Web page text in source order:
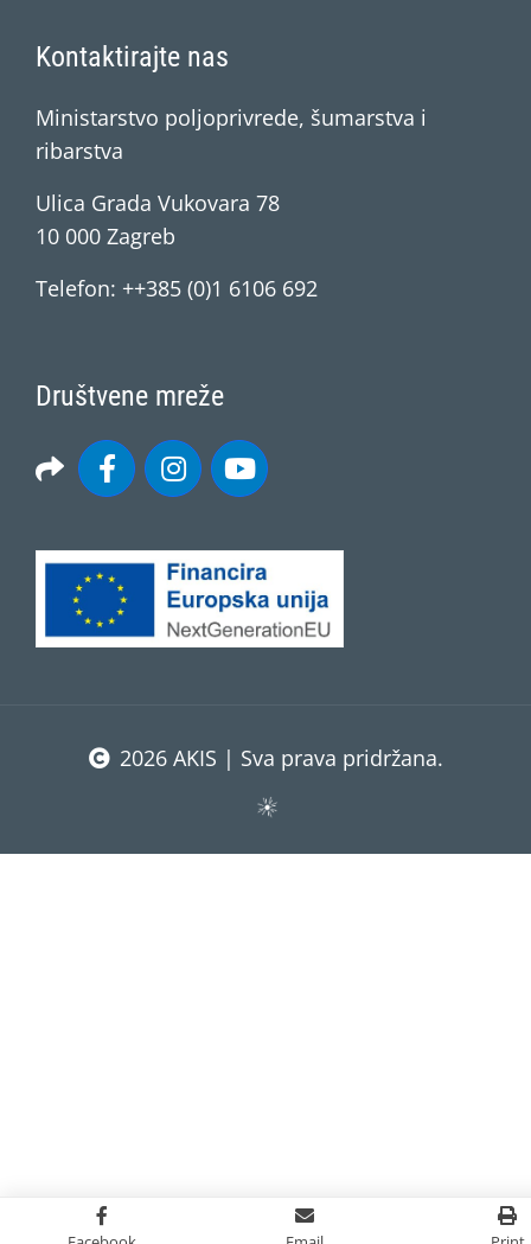
Kontaktirajte nas
Ministarstvo poljoprivrede, šumarstva i
ribarstva
Ulica Grada Vukovara 78
10 000 Zagreb
Telefon: ++385 (0)1 6106 692
Društvene mreže
2026 AKIS | Sva prava pridržana.